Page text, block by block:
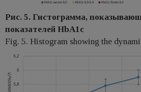
Рис. 5. Гистограмма,
показателей HbA1c
Fig. 5. Histogram showing the